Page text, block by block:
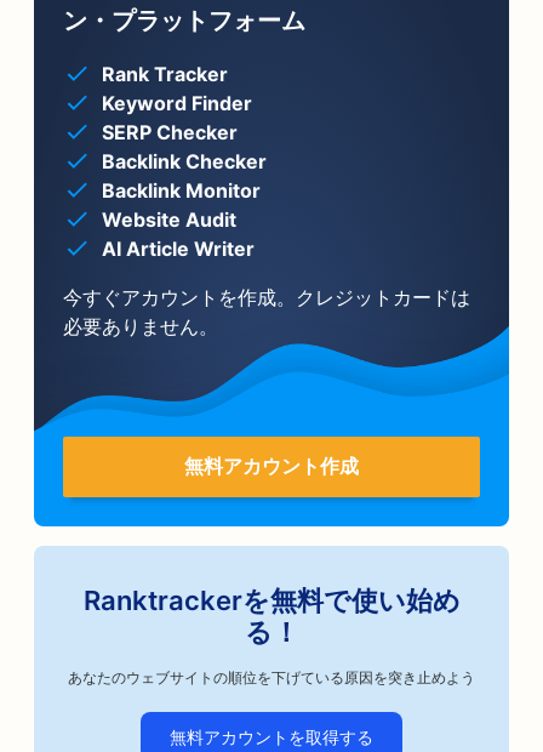
ン・プラットフォーム
Rank Tracker
Keyword Finder
SERP Checker
Backlink Checker
Backlink Monitor
Website Audit
AI Article Writer
今すぐアカウントを作成。クレジットカードは
必要ありません。
無料アカウント作成
Ranktrackerを無料で使い始め
る！
あなたのウェブサイトの順位を下げている原因を突き止めよう
無料アカウントを取得する